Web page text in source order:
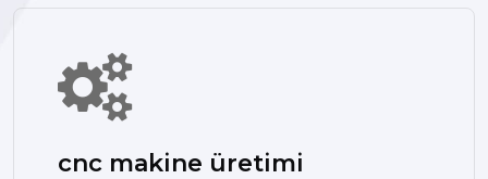
cnc makine üretimi